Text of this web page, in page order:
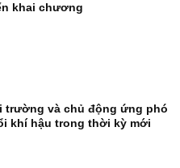
khai chương
trường và chủ động ứng phó
khí hậu trong thời kỳ mới